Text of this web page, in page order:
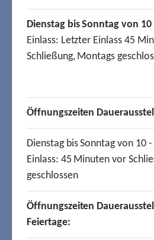
Dienstag bis Sonntag von 10
Einlass: Letzter Einlass 45
Schließung, Montags
Öffnungszeiten
Dienstag bis Sonntag von 10
Einlass: 45 Minuten vor
geschlossen
Öffnungszeiten
Feiertage: